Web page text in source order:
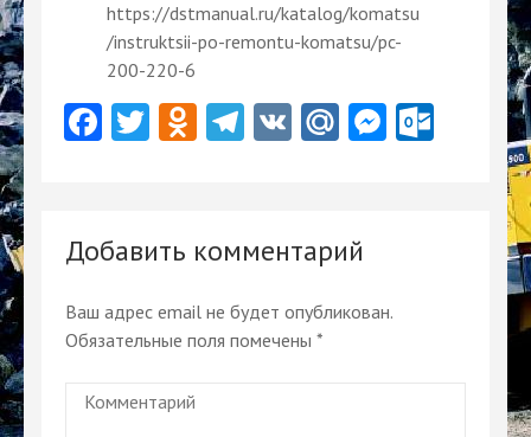
https://dstmanual.ru/katalog/komatsu
/instruktsii-po-remontu-komatsu/pc-
200-220-6
Facebook
Twitter
Odnoklassniki
Telegram
VK Mail.Ru
Добавить комментарий
Ваш адрес email не будет опубликован.
Обязательные поля помечены *
Комментарий